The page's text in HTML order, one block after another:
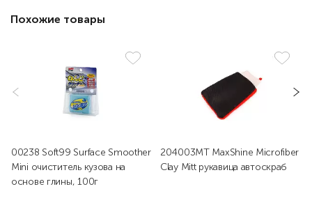
Похожие товары
00238 Soft99 Surface Smoother
Mini очиститель кузова на
основе глины, 100г
204003MT MaxShine Microfiber
Clay Mitt рукавица автоскраб